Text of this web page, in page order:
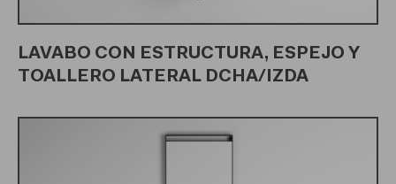
LAVABO CON ESTRUCTURA, ESPEJO Y
TOALLERO LATERAL DCHA/IZDA